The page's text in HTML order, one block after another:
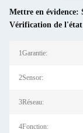
Mettre en évidence:
Vérification de
1Garantie:
2Sensor:
3Réseau:
4Fonction: